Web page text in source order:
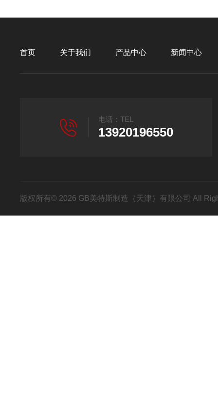
首页 关于我们 产品中心 新闻中心
电话：TEL
13920196550
版权所有© 2026 GB美特斯制造（天津）有限公司 All